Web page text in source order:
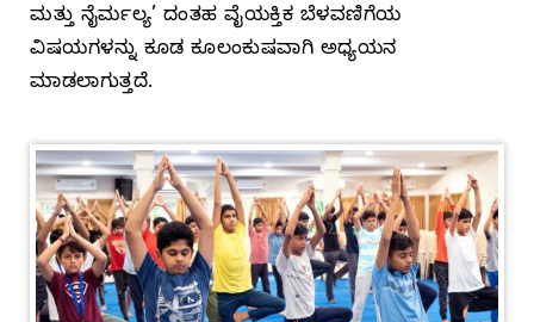
ಮತ್ತು ನೈರ್ಮಲ್ಯ’ ದಂತಹ ವೈಯಕ್ತಿಕ ಬೆಳವಣಿಗೆಯ
ವಿಷಯಗಳನ್ನು ಕೂಡ ಕೂಲಂಕುಷವಾಗಿ ಅಧ್ಯಯನ
ಮಾಡಲಾಗುತ್ತದೆ.